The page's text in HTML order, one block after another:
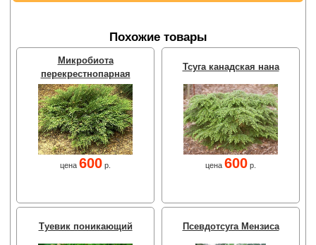
Похожие товары
Микробиота
перекрестнопарная
цена 600 р.
Тсуга канадская нана
цена 600 р.
Туевик поникающий Псевдотсуга Мензиса